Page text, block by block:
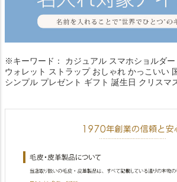
※キーワード： カジュアル スマホショルダー
ウォレット ストラップ おしゃれ かっこいい
シンプル プレゼント ギフト 誕生日 クリスマ